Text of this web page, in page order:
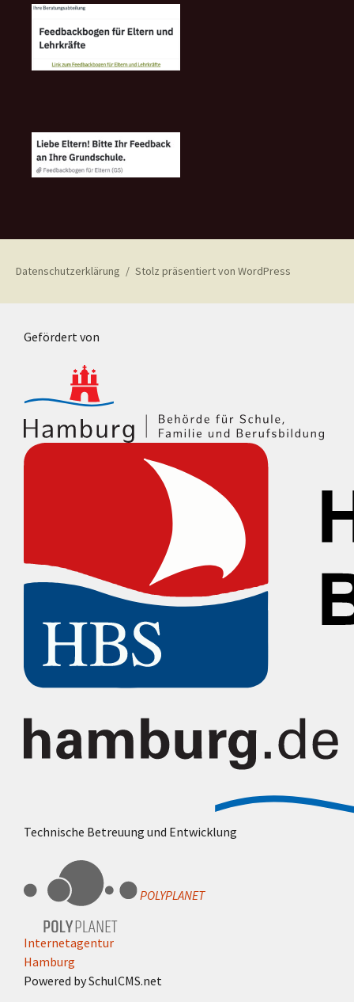
Datenschutzerklärung Stolz präsentiert von WordPress
Gefördert von
Technische Betreuung und Entwicklung
POLYPLANET
Internetagentur
Hamburg
Powered by SchulCMS.net